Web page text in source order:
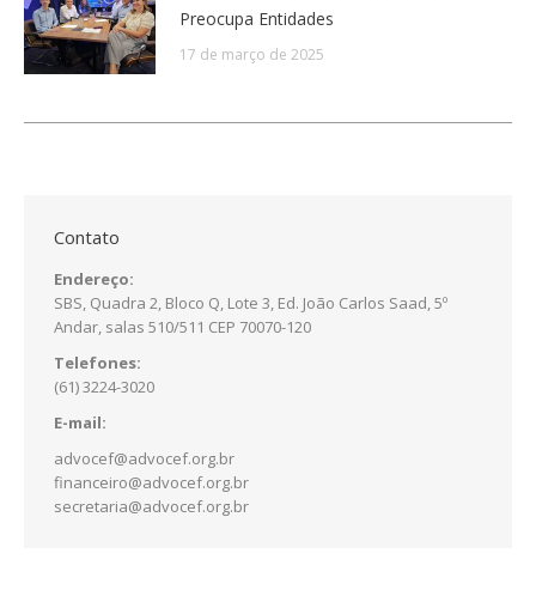
Preocupa Entidades
17 de março de 2025
Contato
Endereço:
SBS, Quadra 2, Bloco Q, Lote 3, Ed. João Carlos Saad, 5º
Andar, salas 510/511 CEP 70070-120
Telefones:
(61) 3224-3020
E-mail:
advocef@advocef.org.br
financeiro@advocef.org.br
secretaria@advocef.org.br